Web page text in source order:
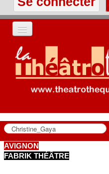
ACCUEIL
LES TEXTES
LES ANNONCES
LE CLUB
AVIGNON
FABRIK THÉÂTRE